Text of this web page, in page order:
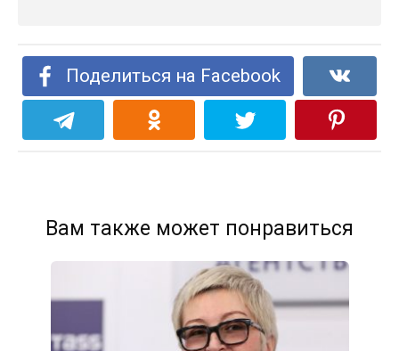
Поделиться на Facebook
Вам также может понравиться